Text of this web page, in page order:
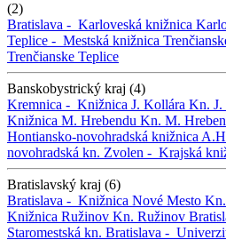
(2)
Bratislava - Karloveská knižnica
Teplice - Mestská knižnica
Trenčianske Teplice
Banskobystrický kraj (4)
Kremnica - Knižnica J. Kollára Kn. J.
Knižnica M. Hrebendu Kn. M.
Hontiansko-novohradská knižnica
novohradská kn. Zvolen - Krajská
Bratislavský kraj (6)
Bratislava - Knižnica Nové Mesto
Knižnica Ružinov Kn. Ružinov
Staromestská kn. Bratislava -